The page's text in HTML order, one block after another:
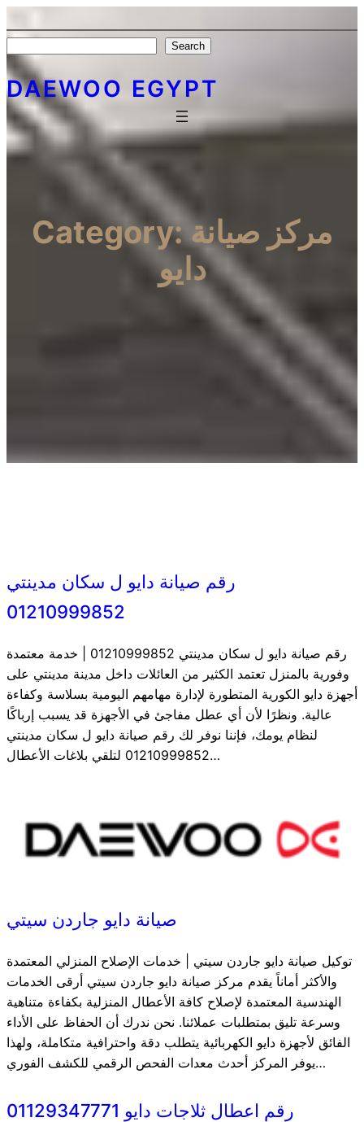
Search
DAEWOO EGYPT
Category:مركز صيانة
دايو
رقم صيانة دايو ل سكان مدينتي
01210999852
رقم صيانة دايو ل سكان مدينتي 01210999852 | خدمة معتمدة
وفورية بالمنزل تعتمد الكثير من العائلات داخل مدينة مدينتي على
أجهزة دايو الكورية المتطورة لإدارة مهامهم اليومية بسلاسة وكفاءة
عالية. ونظرًا لأن أي عطل مفاجئ في الأجهزة قد يسبب إرباكًا
لنظام يومك، فإننا نوفر لك رقم صيانة دايو ل سكان مدينتي
01210999852 لتلقي بلاغات الأعطال…
صيانة دايو جاردن سيتي
توكيل صيانة دايو جاردن سيتي | خدمات الإصلاح المنزلي المعتمدة
والأكثر أماناً يقدم مركز صيانة دايو جاردن سيتي أرقى الخدمات
الهندسية المعتمدة لإصلاح كافة الأعطال المنزلية بكفاءة متناهية
وسرعة تليق بمتطلبات عملائنا. نحن ندرك أن الحفاظ على الأداء
الفائق لأجهزة دايو الكهربائية يتطلب دقة واحترافية متكاملة، ولهذا
يوفر المركز أحدث معدات الفحص الرقمي للكشف الفوري…
رقم اعطال ثلاجات دايو 01129347771